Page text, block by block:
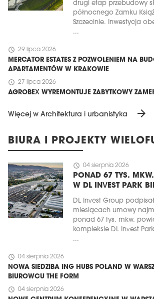
drugi etap przebudowy
północnego Zamku
Szczecinie. Inwestycja
...
schedule 29 lipca 2026
MERCATOR ESTATES Z POZWOLENIEM NA
APARTAMENTÓW W KRAKOWIE
schedule 27 lipca 2026
AGROBEX WYREMONTUJE ZABYTKOWY
Więcej w Architektura i urbanistyka arrow_forward
BIURA I PROJEKTY
schedule 04 sierpnia 2026
PONAD 67 TYS.
W DL INVEST PARK
DL Invest Group
miesiącach umowy
ponad 67 tys. mkw.
kompleksie DL Invest
...
schedule 04 sierpnia 2026
NOWA SIEDZIBA ING HUBS POLAND W
BIUROWCU THE FORM
schedule 04 sierpnia 2026